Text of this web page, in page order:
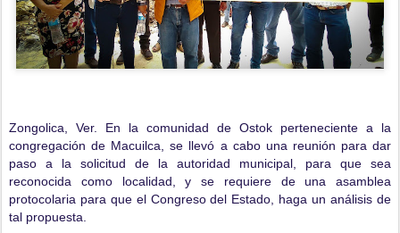
Zongolica, Ver. En la comunidad de Ostok perteneciente a la
congregación de Macuilca, se llevó a cabo una reunión para dar
paso a la solicitud de la autoridad municipal, para que sea
reconocida como localidad, y se requiere de una asamblea
protocolaria para que el Congreso del Estado, haga un análisis de
tal propuesta.